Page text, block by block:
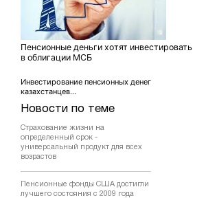
Новости по теме
Страхование жизни на
определенный срок -
универсальный продукт для всех
возрастов
Пенсионные фонды США достигли
лучшего состояния с 2009 года
Пенсионные деньги хотят инвестировать
в облигации МСБ
Инвестирование пенсионных денег
казахстанцев...